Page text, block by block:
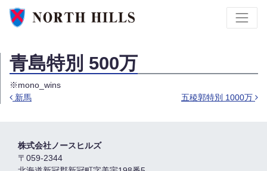
青島特別 500万
※mono_wins
新馬 五稜郭特別 1000万
株式会社ノースヒルズ
〒059-2344